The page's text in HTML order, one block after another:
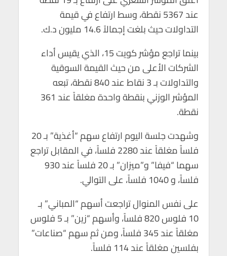
o
o
k
A
p
p
n
m
عند 5367 نقطة، وسط ارتفاع في قيمة
التداولات حيث بلغت إجمالاً 14.6 مليون د.ك.
بينما تراجع مؤشر كويت 15، الذي يقيس أداء
الشركات الأعلى من حيث القيمة السوقية
والتداولات بـ 3 نقاط عند 840 نقطة، تبعه
المؤشر الوزني بنقطة واحدة مغلقاً عند 361
نقطة.
وشهدت جلسة اليوم ارتفاع سهم “أغذية” بـ 20
فلساً مغلقاً عند 2280 فلساً، في المقابل تراجع
سهما “فيفا” و”ميزان” بـ 20 فلساً عند 930
فلساً، و 1040 فلساً، على التوالي.
على نفس المنوال تراجعت أسهم “المباني” بـ
10 فلوس 820 فلساً، وأسهم “زين” بـ 5 فلوس
مغلقاً عند 345 فلساً، ومن ثم سهم “صناعات”
بفلسين مغلقاً عند 114 فلساً.